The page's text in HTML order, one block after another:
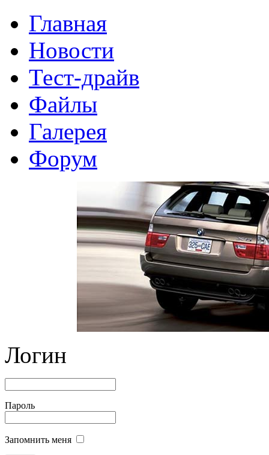
Главная
Новости
Тест-драйв
Файлы
Галерея
Форум
Логин
Пароль
Запомнить меня